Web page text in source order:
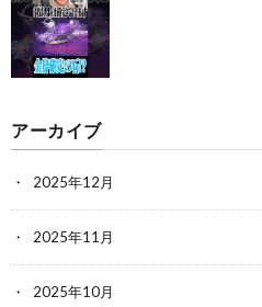
アーカイブ
2025年12月
2025年11月
2025年10月